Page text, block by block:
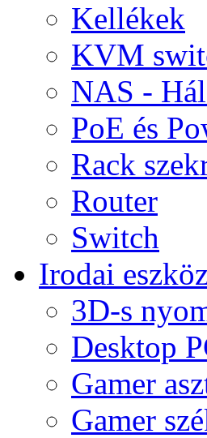
Kellékek
KVM
NAS -
PoE és
Rack
Router
Switch
Irodai
3D-s
Desktop
Gamer
Gamer